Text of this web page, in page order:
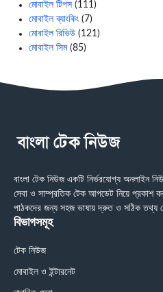
মোবাইল টিপস (111)
মোবাইল ব্যাংকিং (7)
মোবাইল রিভিউ (121)
মোবাইল সিম(85)
বাংলা টেক নিউজ একটি নির্ভরযোগ্য অনলাইন
সেবা ও সাম্প্রতিক টেক আপডেট নিয়ে প্রকাশ
পাঠকদের জন্য সহজ ভাষায় দ্রুত ও সঠিক তথ্য
বিভাগসমূহ
টেক নিউজ
মোবাইল ও ইন্টারনেট